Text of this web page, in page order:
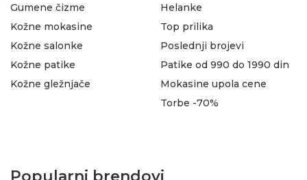
Gumene čizme
Helanke
Kožne mokasine
Kožne salonke
Kožne patike
Kožne gležnjače
Top prilika
Poslednji brojevi
Patike od 990 do 1990 din
Mokasine upola cene
Torbe -70%
Popularni brendovi